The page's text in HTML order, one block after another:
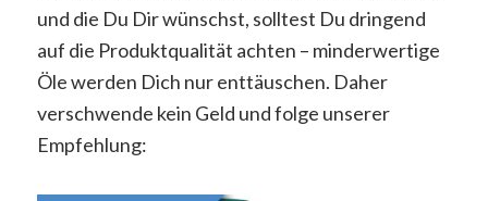
und die Du Dir wünschst, solltest Du dringend
auf die Produktqualität achten – minderwertige
Öle werden Dich nur enttäuschen. Daher
verschwende kein Geld und folge unserer
Empfehlung: